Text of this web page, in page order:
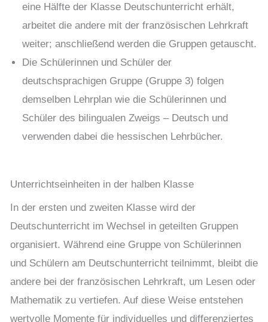
eine Hälfte der Klasse Deutschunterricht erhält,
arbeitet die andere mit der französischen Lehrkraft
weiter; anschließend werden die Gruppen getauscht.
Die Schülerinnen und Schüler der
deutschsprachigen Gruppe (Gruppe 3) folgen
demselben Lehrplan wie die Schülerinnen und
Schüler des bilingualen Zweigs – Deutsch und
verwenden dabei die hessischen Lehrbücher.
Unterrichtseinheiten in der halben Klasse
In der ersten und zweiten Klasse wird der
Deutschunterricht im Wechsel in geteilten Gruppen
organisiert. Während eine Gruppe von Schülerinnen
und Schülern am Deutschunterricht teilnimmt, bleibt die
andere bei der französischen Lehrkraft, um Lesen oder
Mathematik zu vertiefen. Auf diese Weise entstehen
wertvolle Momente für individuelles und differenziertes